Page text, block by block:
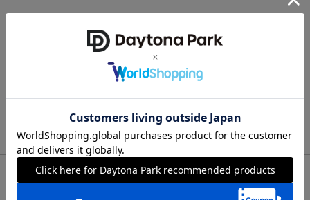
FOR YOU
あなたにおすすめのアイテム